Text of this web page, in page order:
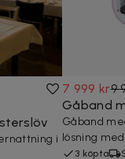
i
7 999 kr9
Gåband
Gåband
lösning
3 köpta